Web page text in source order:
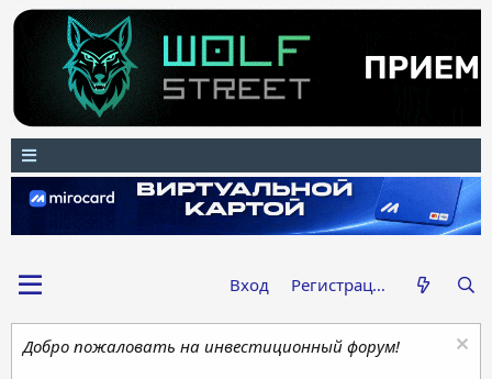
Вход Регистрация
Добро пожаловать на инвестиционный форум!